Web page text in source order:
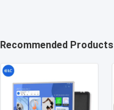
Recommended Products